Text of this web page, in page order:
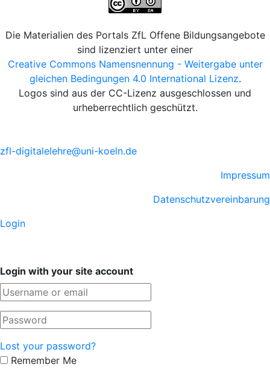
Die Materialien des Portals ZfL Offene Bildungsangebote
sind lizenziert unter einer
Creative Commons Namensnennung - Weitergabe unter
gleichen Bedingungen 4.0 International Lizenz.
Logos sind aus der CC-Lizenz ausgeschlossen und
urheberrechtlich geschützt.
zfl-digitalelehre@uni-koeln.de
Impressum
Datenschutzvereinbarung
Login
Login with your site account
Lost your password?
Remember Me